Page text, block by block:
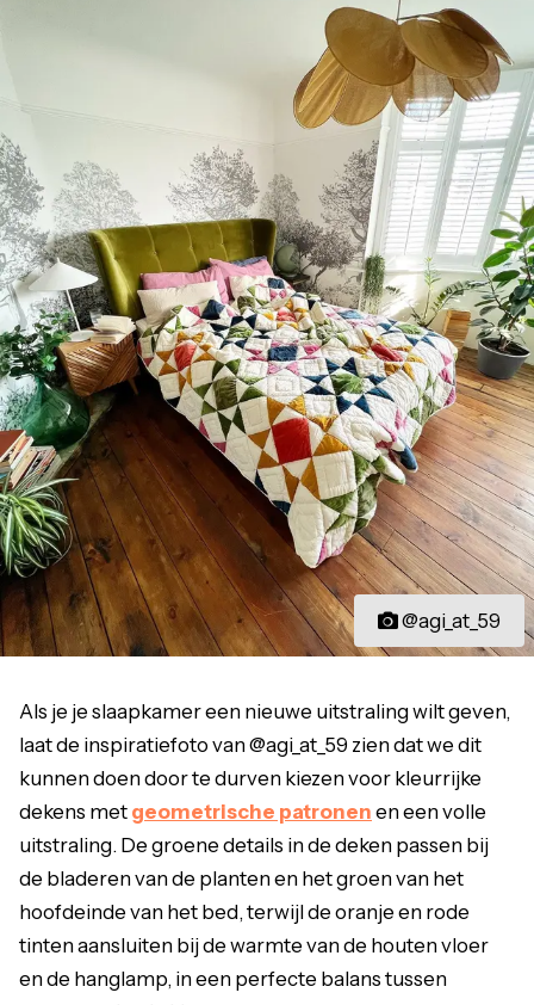
@agi_at_59
Als je je slaapkamer een nieuwe uitstraling wilt geven,
laat de inspiratiefoto van @agi_at_59 zien dat we dit
kunnen doen door te durven kiezen voor kleurrijke
dekens met geometrische patronen en een volle
uitstraling. De groene details in de deken passen bij
de bladeren van de planten en het groen van het
hoofdeinde van het bed, terwijl de oranje en rode
tinten aansluiten bij de warmte van de houten vloer
en de hanglamp, in een perfecte balans tussen